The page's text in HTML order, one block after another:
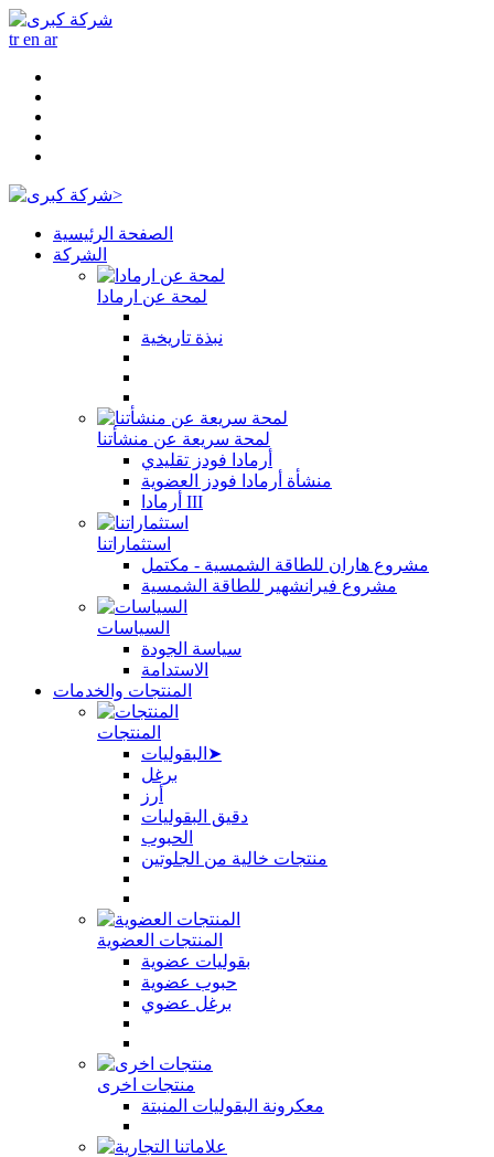
tren ar
>
الصفحة الرئيسية
الشركة
لمحة عن ارمادا
نبذة تاريخية
لمحة سريعة عن منشأتنا
أرمادا فودز تقليدي
منشأة أرمادا فودز العضوية
أرمادا III
استثماراتنا
مشروع هاران للطاقة الشمسية - مكتمل
مشروع فيرانشهير للطاقة الشمسية
السياسات
سياسة الجودة
الاستدامة
المنتجات والخدمات
المنتجات
البقوليات➤
برغل
أرز
دقيق البقوليات
الحبوب
منتجات خالية من الجلوتين
المنتجات العضوية
بقوليات عضوية
حبوب عضوية
برغل عضوي
منتجات اخرى
معكرونة البقوليات المنبتة